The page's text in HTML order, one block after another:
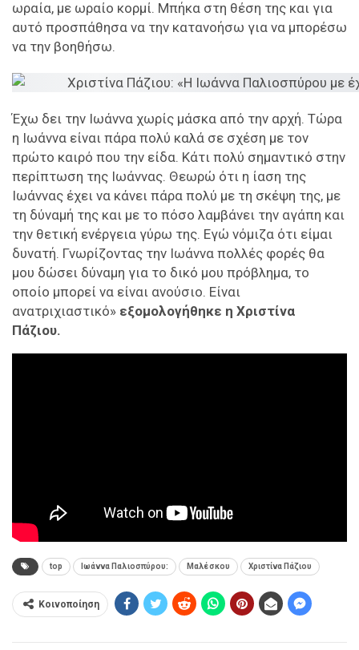
ωραία, με ωραίο κορμί. Μπήκα στη θέση της και για
αυτό προσπάθησα να την κατανοήσω για να μπορέσω
να την βοηθήσω.
Έχω δει την Ιωάννα χωρίς μάσκα από την αρχή. Τώρα
η Ιωάννα είναι πάρα πολύ καλά σε σχέση με τον
πρώτο καιρό που την είδα. Κάτι πολύ σημαντικό στην
περίπτωση της Ιωάννας. Θεωρώ ότι η ίαση της
Ιωάννας έχει να κάνει πάρα πολύ με τη σκέψη της, με
τη δύναμή της και με το πόσο λαμβάνει την αγάπη και
την θετική ενέργεια γύρω της. Εγώ νόμιζα ότι είμαι
δυνατή. Γνωρίζοντας την Ιωάννα πολλές φορές θα
μου δώσει δύναμη για το δικό μου πρόβλημα, το
οποίο μπορεί να είναι ανούσιο. Είναι
ανατριχιαστικό» εξομολογήθηκε η Χριστίνα
Πάζιου.
top Ιωάννα Παλιοσπύρου: Μαλέσκου Χριστίνα Πάζιου
Κοινοποίηση